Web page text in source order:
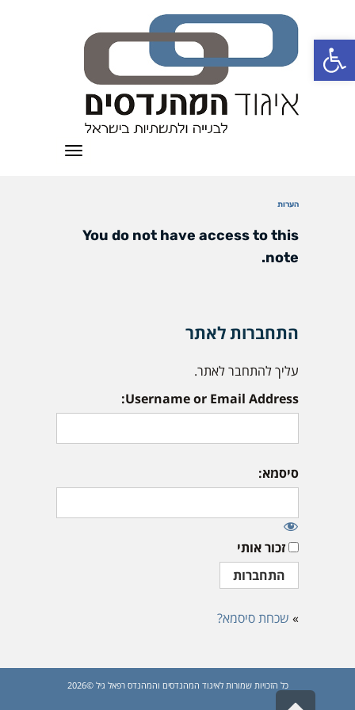
פתח סרגל נגישות
תפריט
הערות
You do not have access to this
note.
התחברות לאתר
עליך להתחבר לאתר.
Username or Email Address:
סיסמא:
זכור אותי
» שכחת סיסמא?
כל הזכויות שמורות לאיגוד המהנדסים והמהנדס רפאל גיל ©2026